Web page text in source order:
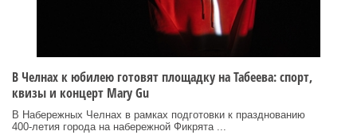
В Челнах к юбилею готовят площадку на Табеева: спорт,
квизы и концерт Mary Gu
В Набережных Челнах в рамках подготовки к празднованию
400‑летия города на набережной Фикрята ...